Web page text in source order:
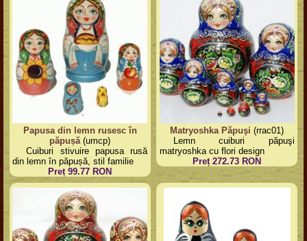
Papusa din lemn rusesc în
păpușă (umcp)
Cuiburi stivuire papusa rusă
din lemn în păpușă, stil familie
Preț 99.77 RON
Matryoshka Păpuşi (rrac01)
Lemn cuiburi păpuşi
matryoshka cu flori design
Preț 272.73 RON